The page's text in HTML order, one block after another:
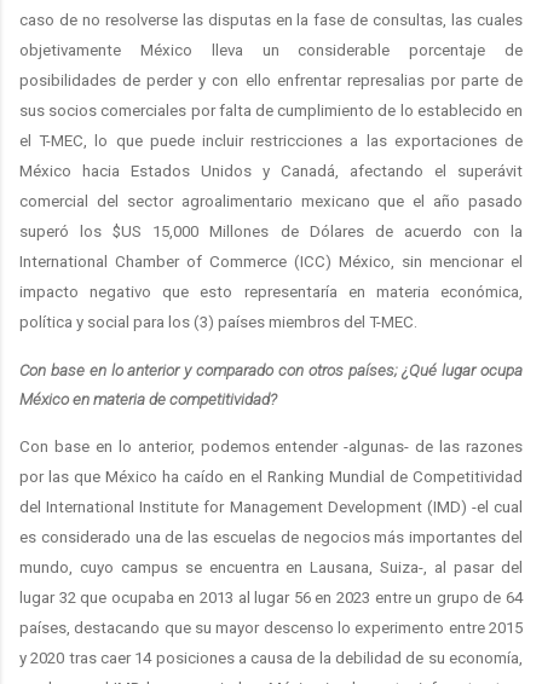
caso de no resolverse las disputas en la fase de consultas, las cuales
objetivamente México lleva un considerable porcentaje de
posibilidades de perder y con ello enfrentar represalias por parte de
sus socios comerciales por falta de cumplimiento de lo establecido en
el T-MEC, lo que puede incluir restricciones a las exportaciones de
México hacia Estados Unidos y Canadá, afectando el superávit
comercial del sector agroalimentario mexicano que el año pasado
superó los $US 15,000 Millones de Dólares de acuerdo con la
International Chamber of Commerce (ICC) México, sin mencionar el
impacto negativo que esto representaría en materia económica,
política y social para los (3) países miembros del T-MEC.
Con base en lo anterior y comparado con otros países; ¿Qué lugar ocupa
México en materia de competitividad?
Con base en lo anterior, podemos entender -algunas- de las razones
por las que México ha caído en el Ranking Mundial de Competitividad
del International Institute for Management Development (IMD) -el cual
es considerado una de las escuelas de negocios más importantes del
mundo, cuyo campus se encuentra en Lausana, Suiza-, al pasar del
lugar 32 que ocupaba en 2013 al lugar 56 en 2023 entre un grupo de 64
países, destacando que su mayor descenso lo experimento entre 2015
y 2020 tras caer 14 posiciones a causa de la debilidad de su economía,